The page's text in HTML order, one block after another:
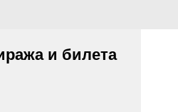
и билета